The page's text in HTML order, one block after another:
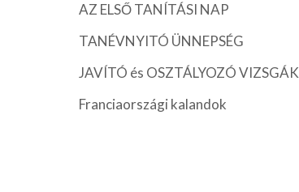
AZ ELSŐ TANÍTÁSI NAP
TANÉVNYITÓ ÜNNEPSÉG
JAVÍTÓ és OSZTÁLYOZÓ VIZSGÁK
Franciaországi kalandok